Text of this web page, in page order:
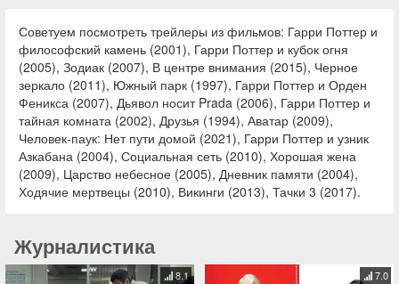
Советуем посмотреть трейлеры из фильмов: Гарри Поттер и
философский камень (2001), Гарри Поттер и кубок огня
(2005), Зодиак (2007), В центре внимания (2015), Черное
зеркало (2011), Южный парк (1997), Гарри Поттер и Орден
Феникса (2007), Дьявол носит Prada (2006), Гарри Поттер и
тайная комната (2002), Друзья (1994), Аватар (2009),
Человек-паук: Нет пути домой (2021), Гарри Поттер и узник
Азкабана (2004), Социальная сеть (2010), Хорошая жена
(2009), Царство небесное (2005), Дневник памяти (2004),
Ходячие мертвецы (2010), Викинги (2013), Тачки 3 (2017).
Журналистика
8.1 7.0